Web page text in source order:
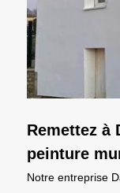
Remettez à
peinture
Notre entreprise